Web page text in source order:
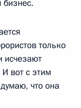
бизнес.
только
исчезают
вот с этим
что она